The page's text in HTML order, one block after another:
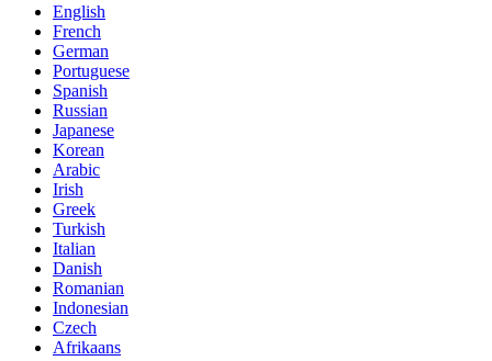
English
French
German
Portuguese
Spanish
Russian
Japanese
Korean
Arabic
Irish
Greek
Turkish
Italian
Danish
Romanian
Indonesian
Czech
Afrikaans